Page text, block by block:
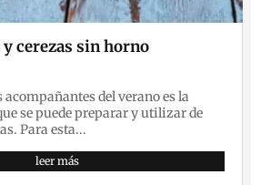
cerezas sin horno
acompañantes del verano es la
se puede preparar y utilizar de
Para esta...
leer más